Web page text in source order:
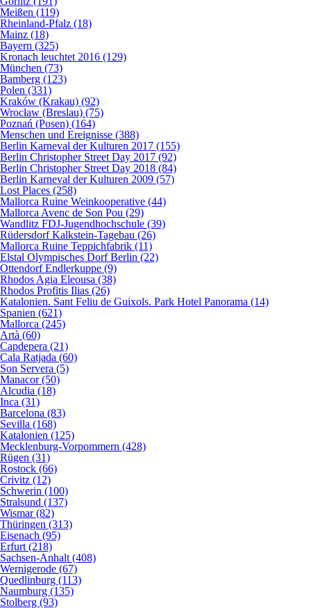
Meißen (119)
Rheinland-Pfalz (18)
Mainz (18)
Bayern (325)
Kronach leuchtet 2016 (129)
München (73)
Bamberg (123)
Polen (331)
Kraków (Krakau) (92)
Wrocław (Breslau) (75)
Poznań (Posen) (164)
Menschen und Ereignisse (388)
Berlin Karneval der Kulturen 2017 (155)
Berlin Christopher Street Day 2017 (92)
Berlin Christopher Street Day 2018 (84)
Berlin Karneval der Kulturen 2009 (57)
Lost Places (258)
Mallorca Ruine Weinkooperative (44)
Mallorca Avenc de Son Pou (29)
Wandlitz FDJ-Jugendhochschule (39)
Rüdersdorf Kalkstein-Tagebau (26)
Mallorca Ruine Teppichfabrik (11)
Elstal Olympisches Dorf Berlin (22)
Ottendorf Endlerkuppe (9)
Rhodos Agia Eleousa (38)
Rhodos Profitis Ilias (26)
Katalonien. Sant Feliu de Guixols. Park Hotel Panorama (14)
Spanien (621)
Mallorca (245)
Artà (60)
Capdepera (21)
Cala Ratjada (60)
Son Servera (5)
Manacor (50)
Alcudia (18)
Inca (31)
Barcelona (83)
Sevilla (168)
Katalonien (125)
Mecklenburg-Vorpommern (428)
Rügen (31)
Rostock (66)
Crivitz (12)
Schwerin (100)
Stralsund (137)
Wismar (82)
Thüringen (313)
Eisenach (95)
Erfurt (218)
Sachsen-Anhalt (408)
Wernigerode (67)
Quedlinburg (113)
Naumburg (135)
Stolberg (93)